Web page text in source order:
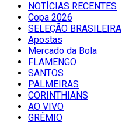
NOTÍCIAS RECENTES
Copa 2026
SELEÇÃO BRASILEIRA
Apostas
Mercado da Bola
FLAMENGO
SANTOS
PALMEIRAS
CORINTHIANS
AO VIVO
GRÊMIO